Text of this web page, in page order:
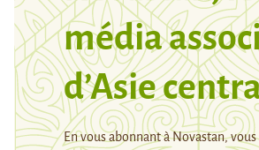
média
d’Asie
En vous abonnant à Novastan,